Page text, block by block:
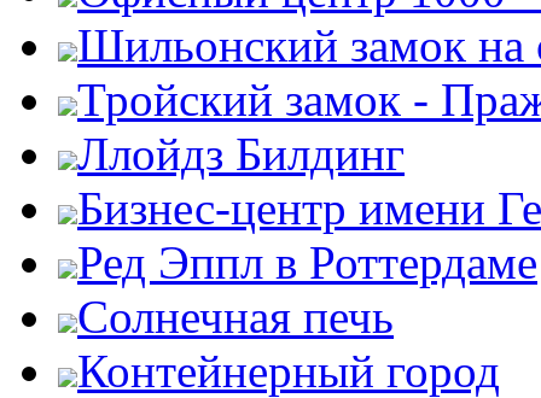
Шильонский замок на
Тройский замок -
Ллойдз Билдинг
Бизнес-центр имени
Ред Эппл в Роттердаме
Солнечная печь
Контейнерный город